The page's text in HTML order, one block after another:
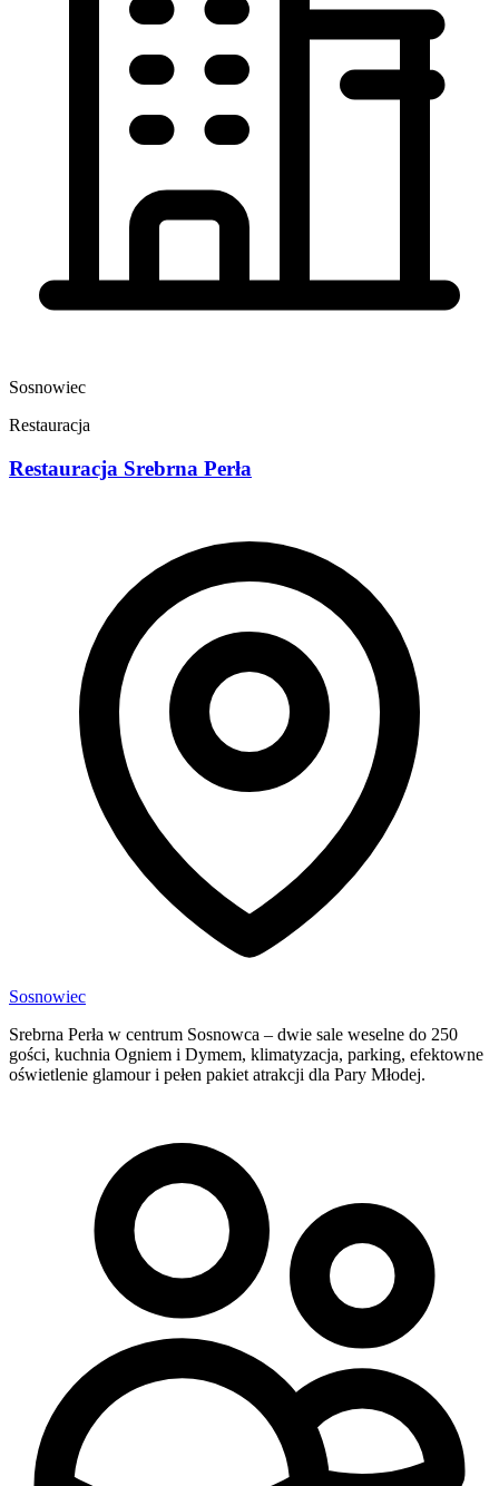
Sosnowiec
Restauracja
Restauracja Srebrna Perła
Sosnowiec
Srebrna Perła w centrum Sosnowca – dwie sale weselne do 250
gości, kuchnia Ogniem i Dymem, klimatyzacja, parking, efektowne
oświetlenie glamour i pełen pakiet atrakcji dla Pary Młodej.